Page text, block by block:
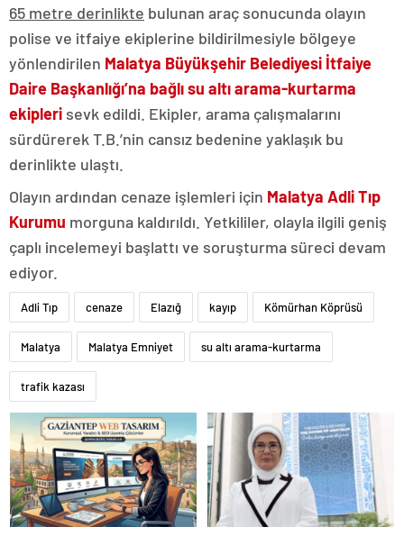
65 metre derinlikte bulunan araç sonucunda olayın
polise ve itfaiye ekiplerine bildirilmesiyle bölgeye
yönlendirilen Malatya Büyükşehir Belediyesi İtfaiye
Daire Başkanlığı’na bağlı su altı arama-kurtarma
ekipleri sevk edildi. Ekipler, arama çalışmalarını
sürdürerek T.B.’nin cansız bedenine yaklaşık bu
derinlikte ulaştı.
Olayın ardından cenaze işlemleri için Malatya Adli Tıp
Kurumu morguna kaldırıldı. Yetkililer, olayla ilgili geniş
çaplı incelemeyi başlattı ve soruşturma süreci devam
ediyor.
Adli Tıp cenaze Elazığ kayıp Kömürhan Köprüsü
Malatya Malatya Emniyet su altı arama-kurtarma
trafik kazası